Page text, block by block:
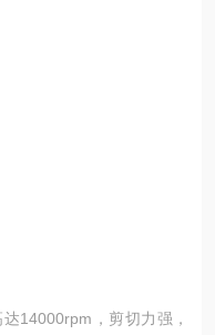
14000rpm，剪切力强，